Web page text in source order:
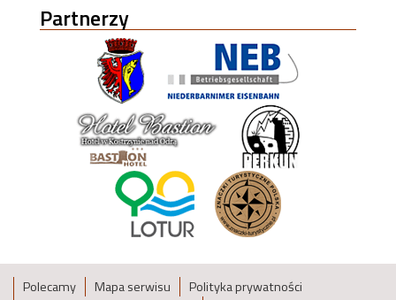
Partnerzy
Polecamy Mapa serwisu
Polityka prywatności